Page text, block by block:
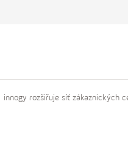
innogy rozšiřuje síť zákaznických